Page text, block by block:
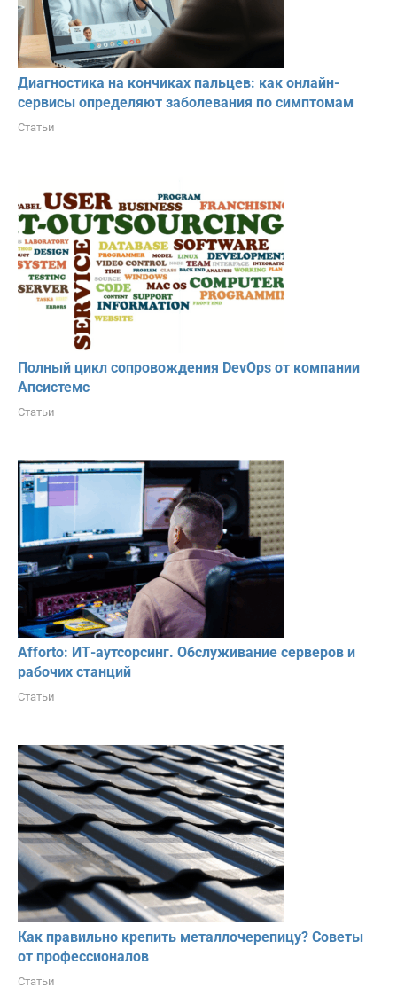
Диагностика на кончиках пальцев: как онлайн-
сервисы определяют заболевания по симптомам
Статьи
Полный цикл сопровождения DevOps от компании
Апсистемс
Статьи
Afforto: ИТ-аутсорсинг. Обслуживание серверов и
рабочих станций
Статьи
Как правильно крепить металлочерепицу? Советы
от профессионалов
Статьи